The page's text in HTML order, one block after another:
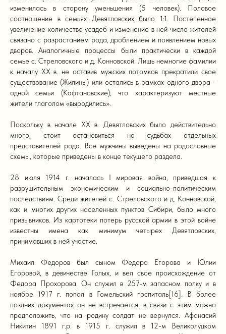
изменилась в сторону уменьшения (5 человек). Половое
соотношение в семьях Девятловских было 1:1. Постепенное
увеличение количества усадеб и изменение в ней числа жителей
связано с разрастанием рода, дроблением и появлением новых
дворов. Аналогичные процессы были практически в каждой
семье с. Стреловского и д. Конновской. Лишь немногие фамилии
к началу XX в. не оставив мужских потомков прекратили свое
существование (Жилины) или остались в рамках одного двора -
одной семьи (Кафтановские), что характеризуют местные
жители глаголом «выродились».
Поскольку в начале XX в. Девятловских было действительно
много, стоит остановиться на судьбах отдельных
представителей рода. Все мужчины выведены на родословные
схемы, которые приведены в конце текущего раздела.
28 июля 1914 г. началась I мировая война, приведшая к
разрушительным экономическим и социально-политическим
последствиям. Среди жителей с. Стреловского и д. Конновской,
как и многих других населенных пунктов Сибири, было много
призывников. Из картотеки потерь русской армии в этой войне
известны имена как минимум четырех Девятловских,
принимавших в ней участие.
Михаил Федоров был сыном Федора Егорова и Юлии
Егоровой, в девичестве Голых, и вел свое происхождение от
Федора Прохорова. Он служил в 257-м запасном полку и в
ноябре 1917 г. попал в Гомельский госпиталь[16]. В более
поздних документах он не встречается, в связи с этим можно
предположить, что на родину солдат не вернулся. Афанасий
Никитин 1891 г.р. в 1915 г. служил в 12-м Великолуцком